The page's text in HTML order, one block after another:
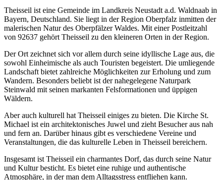
Theisseil ist eine Gemeinde im Landkreis Neustadt a.d. Waldnaab in
Bayern, Deutschland. Sie liegt in der Region Oberpfalz inmitten der
malerischen Natur des Oberpfälzer Waldes. Mit einer Postleitzahl
von 92637 gehört Theisseil zu den kleineren Orten in der Region.
Der Ort zeichnet sich vor allem durch seine idyllische Lage aus, die
sowohl Einheimische als auch Touristen begeistert. Die umliegende
Landschaft bietet zahlreiche Möglichkeiten zur Erholung und zum
Wandern. Besonders beliebt ist der nahegelegene Naturpark
Steinwald mit seinen markanten Felsformationen und üppigen
Wäldern.
Aber auch kulturell hat Theisseil einiges zu bieten. Die Kirche St.
Michael ist ein architektonisches Juwel und zieht Besucher aus nah
und fern an. Darüber hinaus gibt es verschiedene Vereine und
Veranstaltungen, die das kulturelle Leben in Theisseil bereichern.
Insgesamt ist Theisseil ein charmantes Dorf, das durch seine Natur
und Kultur besticht. Es bietet eine ruhige und authentische
Atmosphäre, in der man dem Alltagsstress entfliehen kann.